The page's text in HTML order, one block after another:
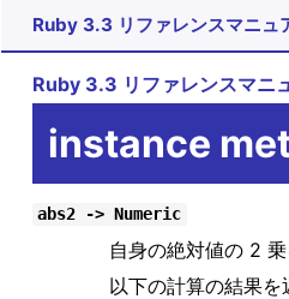
Ruby 3.3 リファレンスマニュ
Ruby 3.3 リファレンスマニ
instance
abs2 -> Numeric
自身の絶対値の 2 乗
以下の計算の結果を